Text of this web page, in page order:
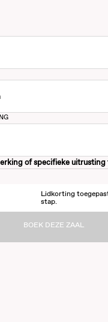
of specifieke uitrusting
Lidkorting
stap.
BOEK DEZE ZAAL